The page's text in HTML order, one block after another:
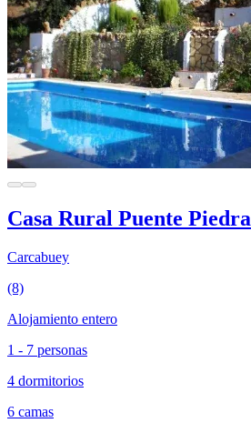
Casa Rural Puente Piedra
Carcabuey
(8)
Alojamiento entero
1 - 7 personas
4 dormitorios
6 camas